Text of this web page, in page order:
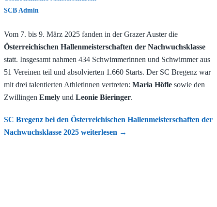
SCB Admin
Vom 7. bis 9. März 2025 fanden in der Grazer Auster die
Österreichischen Hallenmeisterschaften der Nachwuchsklasse
statt. Insgesamt nahmen 434 Schwimmerinnen und Schwimmer aus
51 Vereinen teil und absolvierten 1.660 Starts. Der SC Bregenz war
mit drei talentierten Athletinnen vertreten: Maria Höfle sowie den
Zwillingen Emely und Leonie Bieringer.​
SC Bregenz bei den Österreichischen Hallenmeisterschaften der
Nachwuchsklasse 2025 weiterlesen →